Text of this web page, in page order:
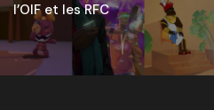
l’OIF et les RFC